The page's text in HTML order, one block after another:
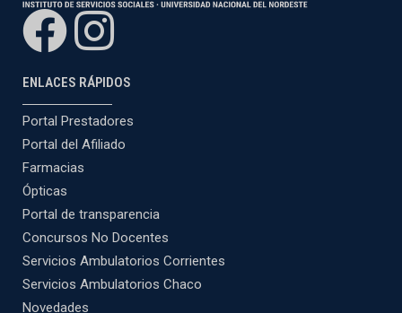
ENLACES RÁPIDOS
Portal Prestadores
Portal del Afiliado
Farmacias
Ópticas
Portal de transparencia
Concursos No Docentes
Servicios Ambulatorios Corrientes
Servicios Ambulatorios Chaco
Novedades